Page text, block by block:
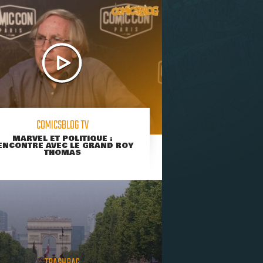
COMICSBLOG TV
MARVEL ET POLITIQUE :
AVEC LE GRAND ROY
THOMAS